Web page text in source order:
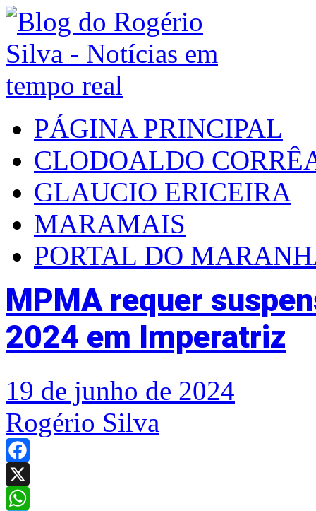
PÁGINA PRINCIPAL
CLODOALDO
GLAUCIO ERICEIRA
MARAMAIS
PORTAL DO
MPMA requer
2024 em Imperatriz
19 de junho de 2024
Rogério Silva
Facebook
X